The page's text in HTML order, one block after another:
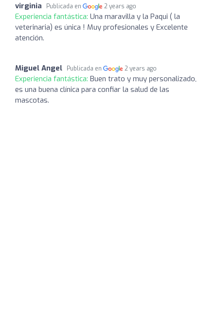
virginia Publicada en 2 years ago
Experiencia fantástica: Una maravilla y la Paqui ( la
veterinaria) es única ! Muy profesionales y Excelente
atención.
Miguel Angel Publicada en 2 years ago
Experiencia fantástica: Buen trato y muy personalizado,
es una buena clínica para confiar la salud de las
mascotas.